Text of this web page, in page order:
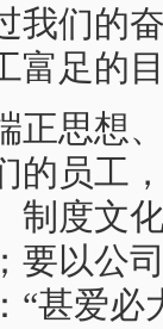
我们的
富足的
思想
的员工
制度文
要以公
“甚爱必